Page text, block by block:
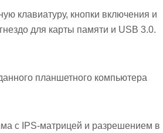
клавиатуру, кнопки включения и
для карты памяти и USB 3.0.
планшетного компьютера
с IPS-матрицей и разрешением в